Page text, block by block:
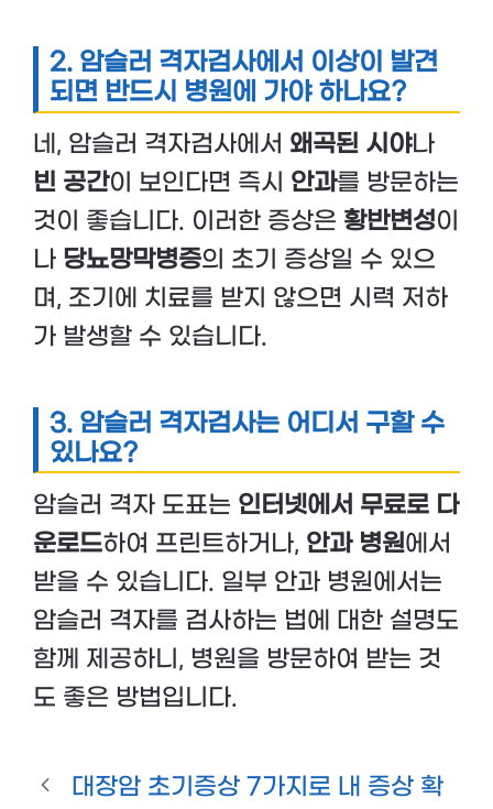
2. 암슬러 격자검사에서 이상이 발견
되면 반드시 병원에 가야 하나요?
네, 암슬러 격자검사에서 왜곡된 시야나
빈 공간이 보인다면 즉시 안과를 방문하는
것이 좋습니다. 이러한 증상은 황반변성이
나 당뇨망막병증의 초기 증상일 수 있으
며, 조기에 치료를 받지 않으면 시력 저하
가 발생할 수 있습니다.
3. 암슬러 격자검사는 어디서 구할 수
있나요?
암슬러 격자 도표는 인터넷에서 무료로 다
운로드하여 프린트하거나, 안과 병원에서
받을 수 있습니다. 일부 안과 병원에서는
암슬러 격자를 검사하는 법에 대한 설명도
함께 제공하니, 병원을 방문하여 받는 것
도 좋은 방법입니다.
대장암 초기증상 7가지로 내 증상 확